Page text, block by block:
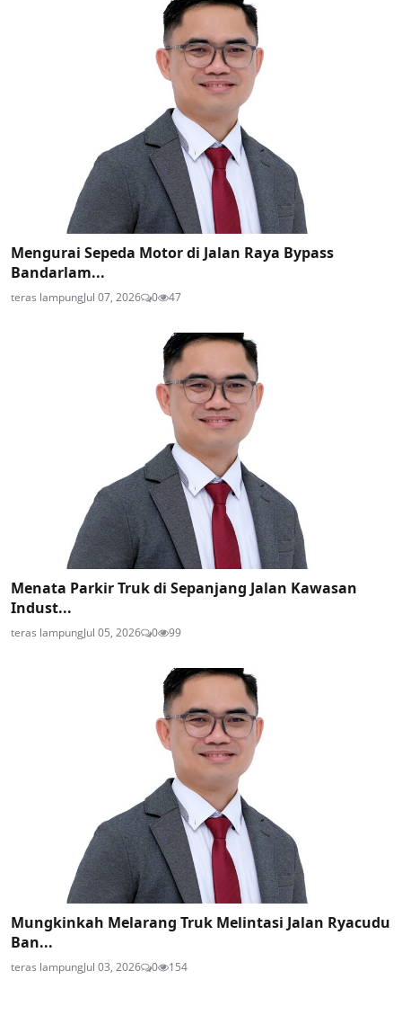
Mengurai Sepeda Motor di Jalan Raya Bypass
Bandarlam...
teras lampungJul 07, 2026 0 47
Menata Parkir Truk di Sepanjang Jalan Kawasan
Indust...
teras lampungJul 05, 2026 0 99
Mungkinkah Melarang Truk Melintasi Jalan Ryacudu
Ban...
teras lampungJul 03, 2026 0 154